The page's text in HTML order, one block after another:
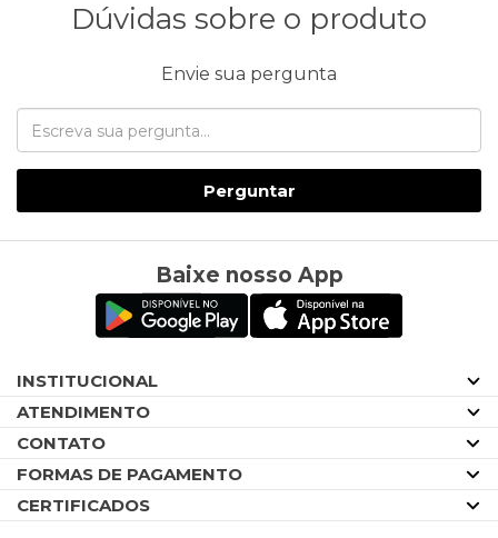
Dúvidas sobre o produto
Envie sua pergunta
Perguntar
Baixe nosso App
INSTITUCIONAL
ATENDIMENTO
CONTATO
FORMAS DE PAGAMENTO
CERTIFICADOS